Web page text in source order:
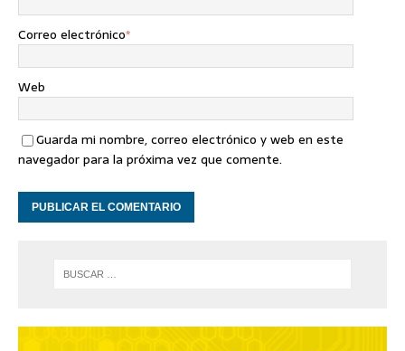
Correo electrónico*
Web
Guarda mi nombre, correo electrónico y web en este
navegador para la próxima vez que comente.